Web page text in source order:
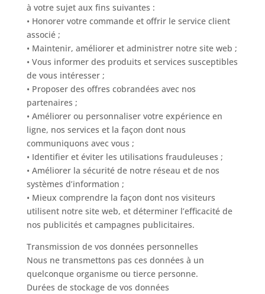
à votre sujet aux fins suivantes :
• Honorer votre commande et offrir le service client
associé ;
• Maintenir, améliorer et administrer notre site web ;
• Vous informer des produits et services susceptibles
de vous intéresser ;
• Proposer des offres cobrandées avec nos
partenaires ;
• Améliorer ou personnaliser votre expérience en
ligne, nos services et la façon dont nous
communiquons avec vous ;
• Identifier et éviter les utilisations frauduleuses ;
• Améliorer la sécurité de notre réseau et de nos
systèmes d’information ;
• Mieux comprendre la façon dont nos visiteurs
utilisent notre site web, et déterminer l’efficacité de
nos publicités et campagnes publicitaires.
Transmission de vos données personnelles
Nous ne transmettons pas ces données à un
quelconque organisme ou tierce personne.
Durées de stockage de vos données